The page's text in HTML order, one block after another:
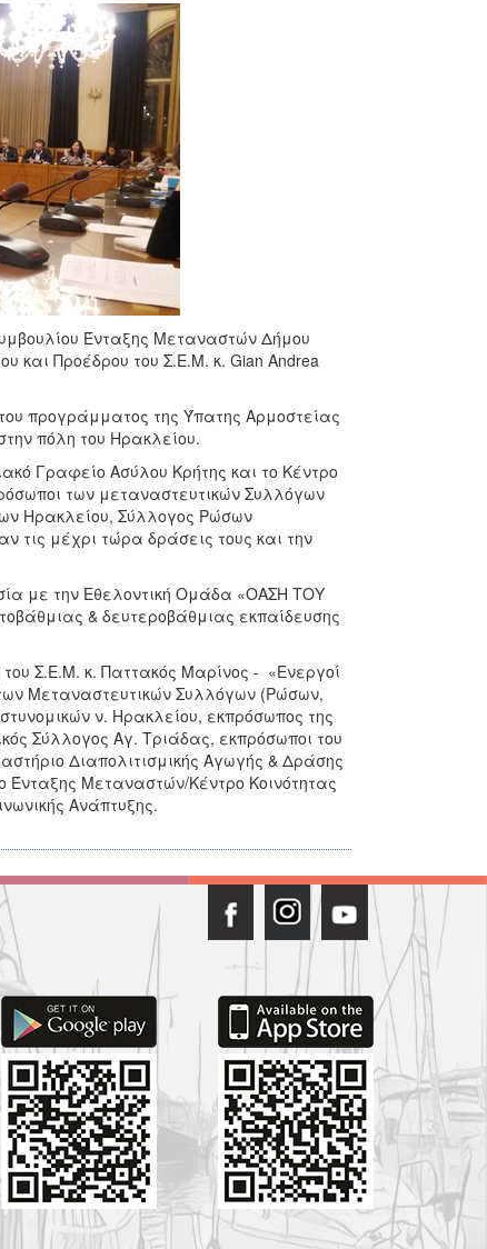
Ένταξης Μεταναστών Δήμου
και Προέδρου του Σ.Ε.Μ. κ. Gian Andrea
προγράμματος της Ύπατης Αρμοστείας
πόλη του Ηρακλείου.
Γραφείο Ασύλου Κρήτης και το Κέντρο
των μεταναστευτικών Συλλόγων
Ηρακλείου, Σύλλογος Ρώσων
τις μέχρι τώρα δράσεις τους και την
με την Εθελοντική Ομάδα «ΟΑΣΗ ΤΟΥ
& δευτεροβάθμιας εκπαίδευσης
Σ.Ε.Μ. κ. Παττακός Μαρίνος - «Ενεργοί
Μεταναστευτικών Συλλόγων (Ρώσων,
ν. Ηρακλείου, εκπρόσωπος της
Σύλλογος Αγ. Τριάδας, εκπρόσωποι του
Διαπολιτισμικής Αγωγής & Δράσης
Ένταξης Μεταναστών/Κέντρο Κοινότητας
Ανάπτυξης.